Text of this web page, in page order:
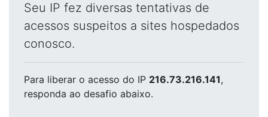
Seu IP fez diversas tentativas de
acessos suspeitos a sites hospedados
conosco.
Para liberar o acesso do IP 216.73.216.141,
responda ao desafio abaixo.